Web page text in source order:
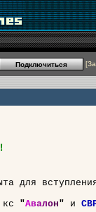
[
для
кс "Авалон" и